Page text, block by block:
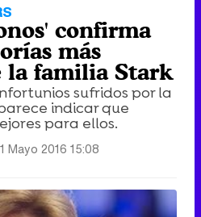
confirma
más
la familia Stark
sufridos por la
indicar que
para ellos.
Mayo 2016 15:08